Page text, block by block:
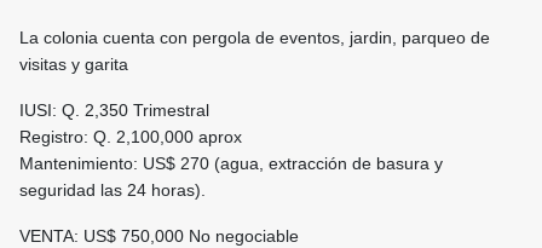
La colonia cuenta con pergola de eventos, jardin, parqueo de
visitas y garita
IUSI: Q. 2,350 Trimestral
Registro: Q. 2,100,000 aprox
Mantenimiento: US$ 270 (agua, extracción de basura y
seguridad las 24 horas).
VENTA: US$ 750,000 No negociable